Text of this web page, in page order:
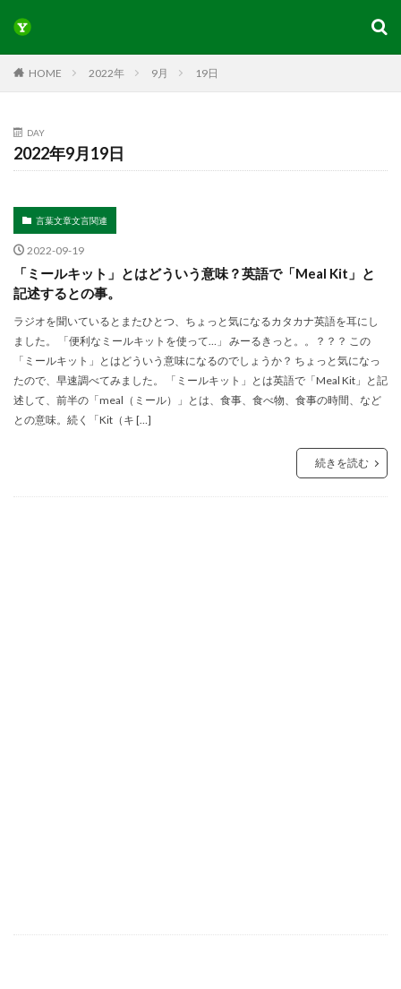
HOME 2022年 9月 19日
DAY
2022年9月19日
言葉文章文言関連
2022-09-19
「ミールキット」とはどういう意味？英語で「Meal Kit」と
記述するとの事。
ラジオを聞いているとまたひとつ、ちょっと気になるカタカナ英語を耳にし
ました。 「便利なミールキットを使って…」 みーるきっと。。？？？ この
「ミールキット」とはどういう意味になるのでしょうか？ ちょっと気になっ
たので、早速調べてみました。 「ミールキット」とは英語で「Meal Kit」と記
述して、前半の「meal（ミール）」とは、食事、食べ物、食事の時間、など
との意味。続く「Kit（キ […]
続きを読む